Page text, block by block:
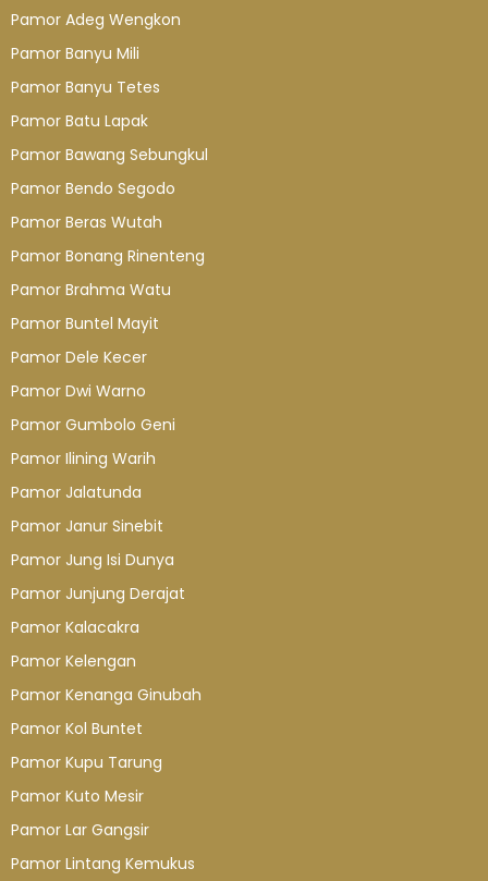
Pamor Adeg Wengkon
Pamor Banyu Mili
Pamor Banyu Tetes
Pamor Batu Lapak
Pamor Bawang Sebungkul
Pamor Bendo Segodo
Pamor Beras Wutah
Pamor Bonang Rinenteng
Pamor Brahma Watu
Pamor Buntel Mayit
Pamor Dele Kecer
Pamor Dwi Warno
Pamor Gumbolo Geni
Pamor Ilining Warih
Pamor Jalatunda
Pamor Janur Sinebit
Pamor Jung Isi Dunya
Pamor Junjung Derajat
Pamor Kalacakra
Pamor Kelengan
Pamor Kenanga Ginubah
Pamor Kol Buntet
Pamor Kupu Tarung
Pamor Kuto Mesir
Pamor Lar Gangsir
Pamor Lintang Kemukus